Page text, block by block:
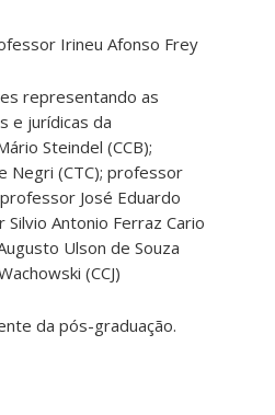
Irineu Afonso Frey
representando as
e jurídicas da
Steindel (CCB);
Negri (CTC); professor
José Eduardo
Silvio Antonio Ferraz Cario
Ulson de Souza
(CCJ)
da pós-graduação.